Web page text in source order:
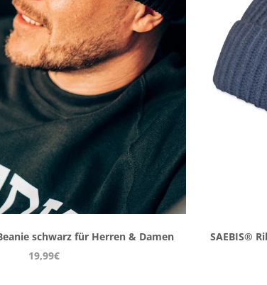
schwarz für Herren & Damen
19,99€
SAEBIS®